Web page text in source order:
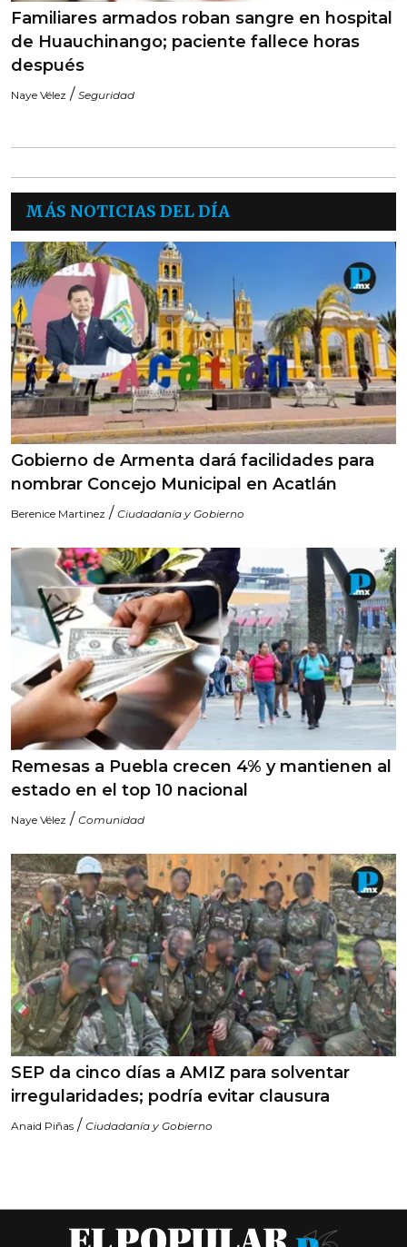
Familiares armados roban sangre en hospital
de Huauchinango; paciente fallece horas
después
Naye Vélez / Seguridad
MÁS NOTICIAS DEL DÍA
Gobierno de Armenta dará facilidades para
nombrar Concejo Municipal en Acatlán
Berenice Martinez / Ciudadanía y Gobierno
Remesas a Puebla crecen 4% y mantienen al
estado en el top 10 nacional
Naye Vélez / Comunidad
SEP da cinco días a AMIZ para solventar
irregularidades; podría evitar clausura
Anaid Piñas / Ciudadanía y Gobierno